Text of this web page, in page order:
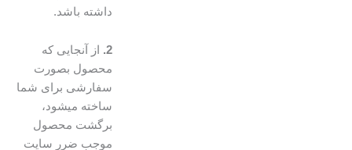
داشته باشد.
از آنجایی که
محصول بصورت
سفارشی برای شما
ساخته میشود،
برگشت محصول
موجب ضرر سایت